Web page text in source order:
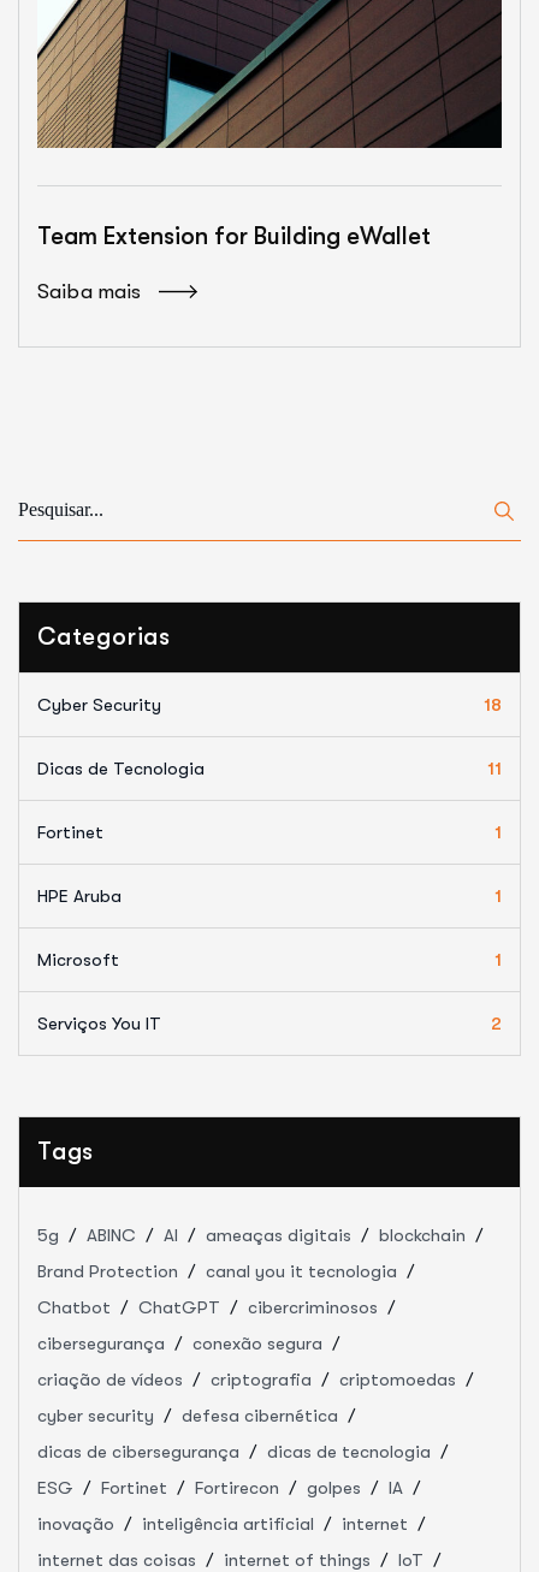
Team Extension for Building eWallet
Saiba mais
Categorias
Cyber Security 18
Dicas de Tecnologia 11
Fortinet 1
HPE Aruba 1
Microsoft 1
Serviços You IT 2
Tags
5g ABINC AI ameaças digitais
blockchain
Brand Protection
canal you it tecnologia
Chatbot
ChatGPT
cibercriminosos
cibersegurança
conexão segura
criação de vídeos
criptografia
criptomoedas
cyber security
defesa cibernética
dicas de cibersegurança
dicas de tecnologia
ESG
Fortinet Fortirecon golpes
IA
inovação
inteligência artificial
internet
internet das coisas
internet of things
IoT